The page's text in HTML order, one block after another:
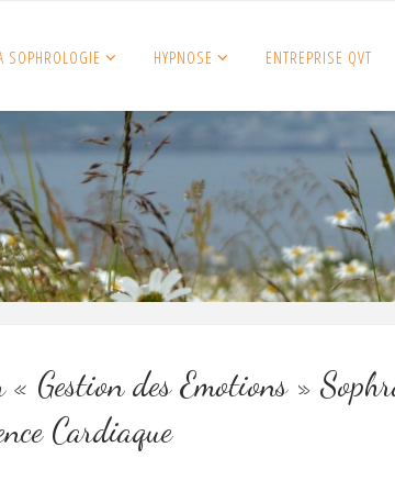
SOPHROLOGIE HYPNOSE ENTREPRISE QVT
« Gestion des Emotions »
Cardiaque